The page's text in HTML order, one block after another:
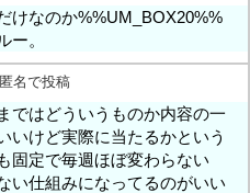
けなのか%%UM_BOX20%%
ー。
匿名で投稿
ではどういうものか内容の一
いけど実際に当たるかという
固定で毎週ほぼ変わらない
い仕組みになってるのがいい